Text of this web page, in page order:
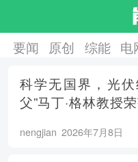
要闻 原创 综能 电
科学无国界，光
父”马丁·格林教授
nengjian 2026年7月8日